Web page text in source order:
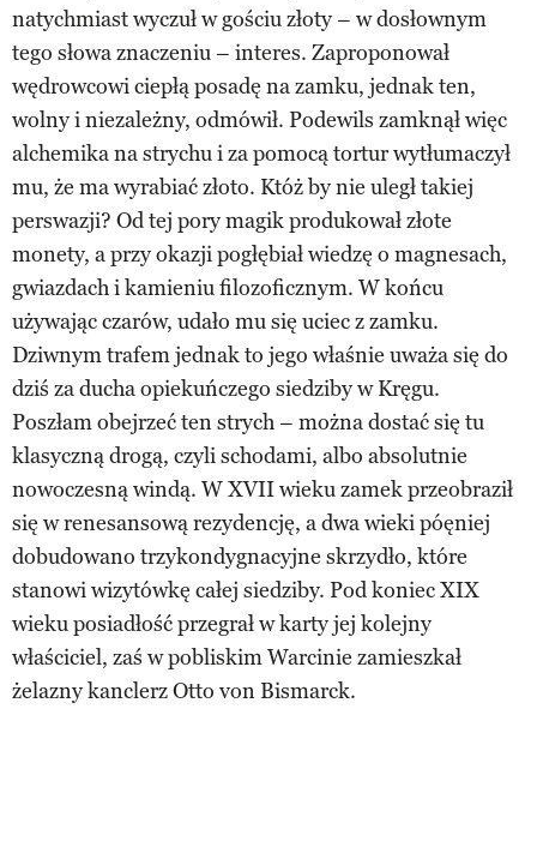
natychmiast wyczuł w gościu złoty – w dosłownym
tego słowa znaczeniu – interes. Zaproponował
wędrowcowi ciepłą posadę na zamku, jednak ten,
wolny i niezależny, odmówił. Podewils zamknął więc
alchemika na strychu i za pomocą tortur wytłumaczył
mu, że ma wyrabiać złoto. Któż by nie uległ takiej
perswazji? Od tej pory magik produkował złote
monety, a przy okazji pogłębiał wiedzę o magnesach,
gwiazdach i kamieniu filozoficznym. W końcu
używając czarów, udało mu się uciec z zamku.
Dziwnym trafem jednak to jego właśnie uważa się do
dziś za ducha opiekuńczego siedziby w Kręgu.
Poszłam obejrzeć ten strych – można dostać się tu
klasyczną drogą, czyli schodami, albo absolutnie
nowoczesną windą. W XVII wieku zamek przeobraził
się w renesansową rezydencję, a dwa wieki póęniej
dobudowano trzykondygnacyjne skrzydło, które
stanowi wizytówkę całej siedziby. Pod koniec XIX
wieku posiadłość przegrał w karty jej kolejny
właściciel, zaś w pobliskim Warcinie zamieszkał
żelazny kanclerz Otto von Bismarck.